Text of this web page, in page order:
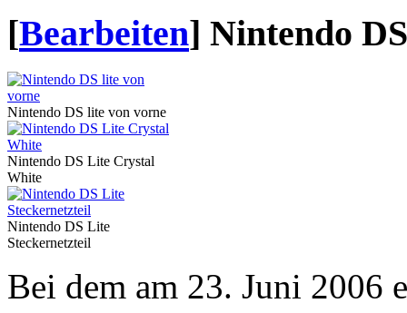
[Bearbeiten] Nintendo
Nintendo DS lite von vorne
Nintendo DS Lite Crystal
White
Nintendo DS Lite
Steckernetzteil
Bei dem am 23. Juni 2006